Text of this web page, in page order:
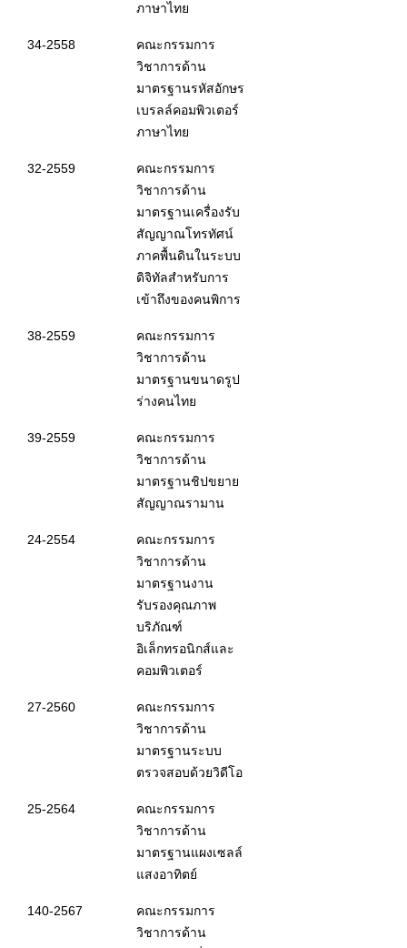
ภาษาไทย
34-2558
คณะกรรมการ
วิชาการด้าน
มาตรฐานรหัสอักษร
เบรลล์คอมพิวเตอร์
ภาษาไทย
32-2559
คณะกรรมการ
วิชาการด้าน
มาตรฐานเครื่องรับ
สัญญาณโทรทัศน์
ภาคพื้นดินในระบบ
ดิจิทัลสำหรับการ
เข้าถึงของคนพิการ
38-2559
คณะกรรมการ
วิชาการด้าน
มาตรฐานขนาดรูป
ร่างคนไทย
39-2559
คณะกรรมการ
วิชาการด้าน
มาตรฐานชิปขยาย
สัญญาณรามาน
24-2554
คณะกรรมการ
วิชาการด้าน
มาตรฐานงาน
รับรองคุณภาพ
บริภัณฑ์
อิเล็กทรอนิกส์และ
คอมพิวเตอร์
27-2560
คณะกรรมการ
วิชาการด้าน
มาตรฐานระบบ
ตรวจสอบด้วยวิดีโอ
25-2564
คณะกรรมการ
วิชาการด้าน
มาตรฐานแผงเซลล์
แสงอาทิตย์
140-2567
คณะกรรมการ
วิชาการด้าน